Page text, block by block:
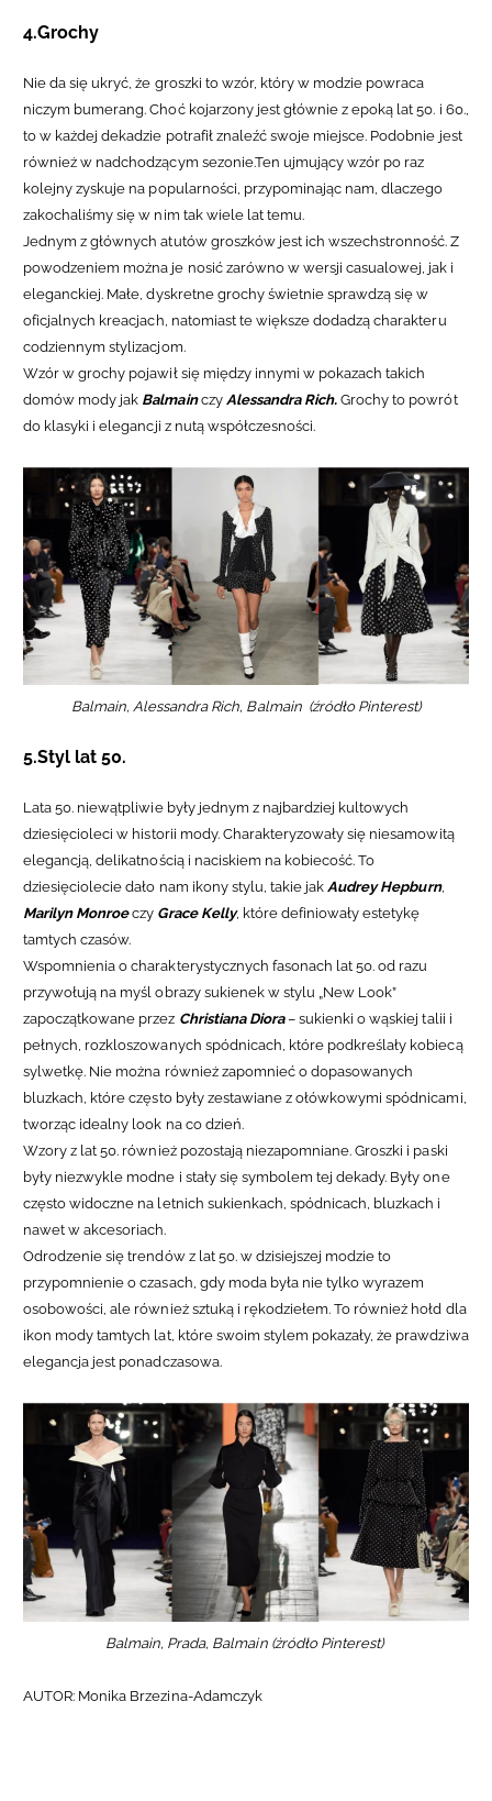
4.Grochy
Nie da się ukryć, że groszki to wzór, który w modzie powraca
niczym bumerang. Choć kojarzony jest głównie z epoką lat 50. i 60.,
to w każdej dekadzie potrafił znaleźć swoje miejsce. Podobnie jest
również w nadchodzącym sezonie.Ten ujmujący wzór po raz
kolejny zyskuje na popularności, przypominając nam, dlaczego
zakochaliśmy się w nim tak wiele lat temu.
Jednym z głównych atutów groszków jest ich wszechstronność. Z
powodzeniem można je nosić zarówno w wersji casualowej, jak i
eleganckiej. Małe, dyskretne grochy świetnie sprawdzą się w
oficjalnych kreacjach, natomiast te większe dodadzą charakteru
codziennym stylizacjom.
Wzór w grochy pojawił się między innymi w pokazach takich
domów mody jak Balmainczy Alessandra Rich.Grochy to powrót
do klasyki i elegancji z nutą współczesności.
Balmain, Alessandra Rich, Balmain (źródło Pinterest)
5.Styl lat 50.
Lata 50. niewątpliwie były jednym z najbardziej kultowych
dziesięcioleci w historii mody. Charakteryzowały się niesamowitą
elegancją, delikatnością i naciskiem na kobiecość. To
dziesięciolecie dało nam ikony stylu, takie jakAudrey Hepburn,
Marilyn Monroeczy Grace Kelly, które definiowały estetykę
tamtych czasów.
Wspomnienia o charakterystycznych fasonach lat 50. od razu
przywołują na myśl obrazy sukienek w stylu „New Look”
zapoczątkowane przez Christiana Diora– sukienki o wąskiej talii i
pełnych, rozkloszowanych spódnicach, które podkreślały kobiecą
sylwetkę. Nie można również zapomnieć o dopasowanych
bluzkach, które często były zestawiane z ołówkowymi spódnicami,
tworząc idealny look na co dzień.
Wzory z lat 50. również pozostają niezapomniane. Groszki i paski
były niezwykle modne i stały się symbolem tej dekady. Były one
często widoczne na letnich sukienkach, spódnicach, bluzkach i
nawet w akcesoriach.
Odrodzenie się trendów z lat 50. w dzisiejszej modzie to
przypomnienie o czasach, gdy moda była nie tylko wyrazem
osobowości, ale również sztuką i rękodziełem. To również hołd dla
ikon mody tamtych lat, które swoim stylem pokazały, że prawdziwa
elegancja jest ponadczasowa.
Balmain, Prada, Balmain (żródło Pinterest)
AUTOR: Monika Brzezina-Adamczyk